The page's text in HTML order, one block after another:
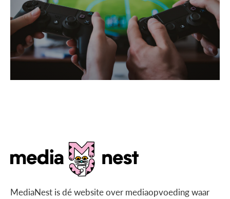
MediaNest is dé website over mediaopvoeding waar